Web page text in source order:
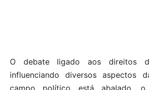
O debate ligado aos direitos
influenciando diversos aspectos